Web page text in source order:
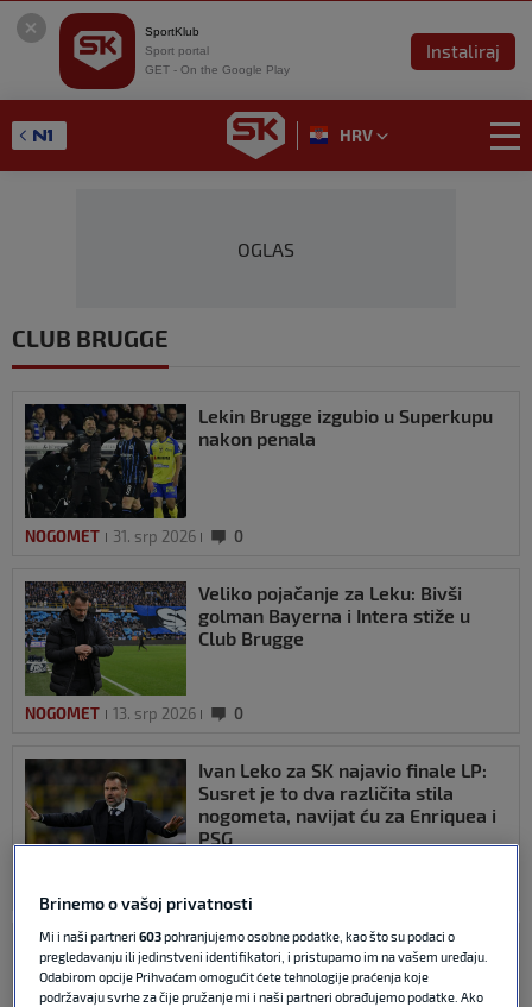
SportKlub
Sport portal
GET - On the Google Play
Instaliraj
HRV
OGLAS
CLUB BRUGGE
Lekin Brugge izgubio u Superkupu
nakon penala
NOGOMET 31. srp 2026 0
Veliko pojačanje za Leku: Bivši
golman Bayerna i Intera stiže u
Club Brugge
NOGOMET 13. srp 2026 0
Ivan Leko za SK najavio finale LP:
Susret je to dva različita stila
nogometa, navijat ću za Enriquea i
PSG
Leko: Hajduk? Najneugodnije i
najlošije iskustvo otkako sam
trener
Brinemo o vašoj privatnosti
Mi i naši partneri603pohranjujemo osobne podatke, kao što su podaci o
pregledavanju ili jedinstveni identifikatori, i pristupamo im na vašem uređaju.
Odabirom opcije Prihvaćam omogućit ćete tehnologije praćenja koje
podržavaju svrhe za čije pružanje mi i naši partneri obrađujemo podatke. Ako